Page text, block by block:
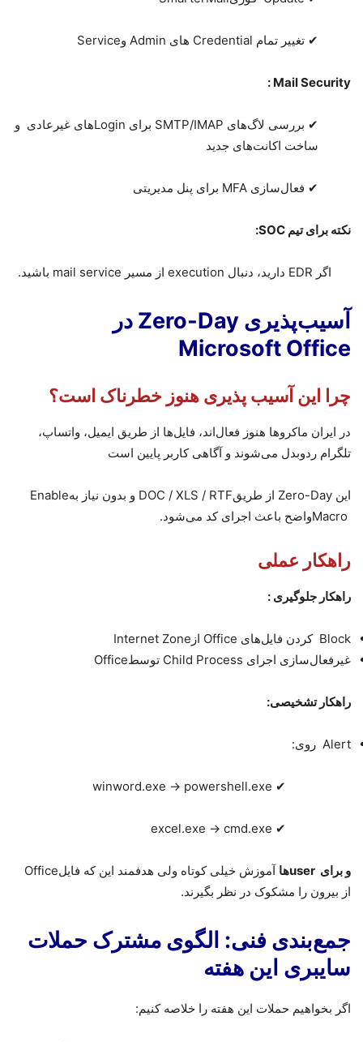
✔ تغییر تمام Credential های Admin وService
Mail Security
:
✔ بررسی لاگ‌های SMTP/IMAP برای Loginهای غیرعادی و
ساخت اکانت‌های جدید
✔ فعال‌سازی MFA برای پنل مدیریتی
نکته برای تیم SOC
:
اگر EDR دارید، دنبال execution از مسیر mail service باشید.
آسیب‌پذیری Zero-Day در
Microsoft Office
چرا این آسیب پذیری هنوز خطرناک است؟
در ایران ماکروها هنوز فعال‌اند، فایل‌ها از طریق ایمیل، واتساپ،
تلگرام ردوبدل می‌شوند و آگاهی کاربر پایین است
این Zero-Day از طریقDOC / XLS / RTF و بدون نیاز بهEnable
Macroواضح باعث اجرای کد می‌شود.
راهکار عملی
راهکار جلوگیری :
Block کردن فایل‌های Office از Internet Zone
غیرفعال‌سازی اجرای Child Process توسطOffice
راهکار تشخیصی:
Alert روی:
winword.exe → powershell.exe ✔
excel.exe → cmd.exe ✔
و برای userها آموزش خیلی کوتاه ولی هدفمند این که فایلOffice
از بیرون را مشکوک در نظر بگیرند.
جمع‌بندی فنی: الگوی مشترک حملات
سایبری این هفته
اگر بخواهیم حملات این هفته را خلاصه کنیم: